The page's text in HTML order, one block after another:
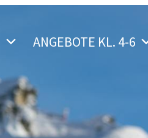
ANGEBOTE KL. 4-6